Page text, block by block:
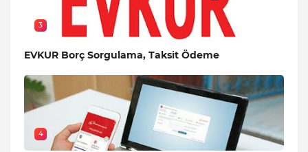
3
EVKUR Borç Sorgulama, Taksit Ödeme
4